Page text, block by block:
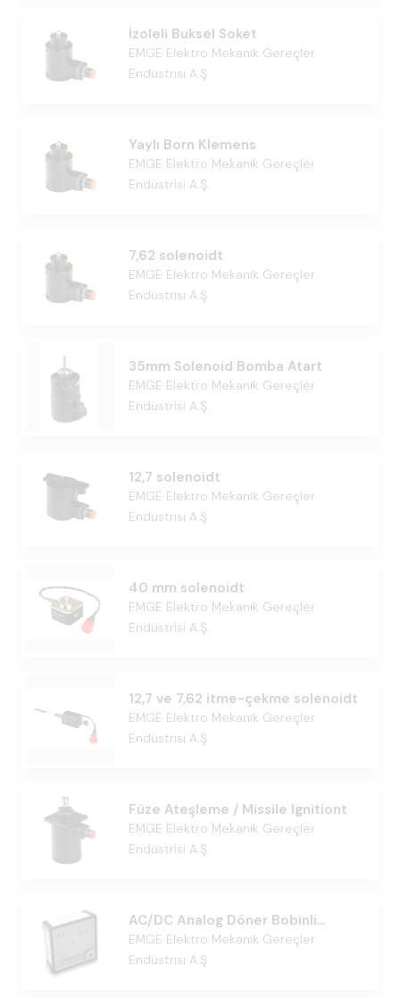
İzoleli Buksel Soket
EMGE Elektro Mekanik Gereçler
Endüstrisi A.Ş.
Yaylı Born Klemens
EMGE Elektro Mekanik Gereçler
Endüstrisi A.Ş.
7,62 solenoidt
EMGE Elektro Mekanik Gereçler
Endüstrisi A.Ş.
35mm Solenoid Bomba Atart
EMGE Elektro Mekanik Gereçler
Endüstrisi A.Ş.
12,7 solenoidt
EMGE Elektro Mekanik Gereçler
Endüstrisi A.Ş.
40 mm solenoidt
EMGE Elektro Mekanik Gereçler
Endüstrisi A.Ş.
12,7 ve 7,62 itme-çekme solenoidt
EMGE Elektro Mekanik Gereçler
Endüstrisi A.Ş.
Füze Ateşleme / Missile Ignitiont
EMGE Elektro Mekanik Gereçler
Endüstrisi A.Ş.
AC/DC Analog Döner Bobinli
Voltmetret
EMGE Elektro Mekanik Gereçler
Endüstrisi A.Ş.